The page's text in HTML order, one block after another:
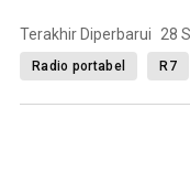
Terakhir Diperbarui 28
Radio portabel R7